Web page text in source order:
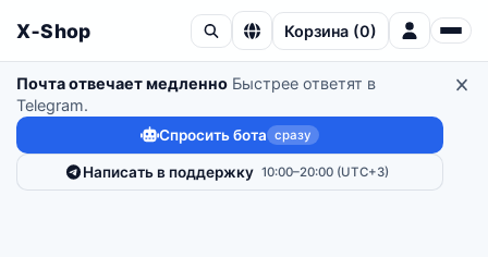
X‑Shop Корзина (0)
Почта отвечает медленно Быстрее ответят в
Telegram.
Спросить бота сразу
Написать в поддержку 10:00–20:00 (UTC+3)